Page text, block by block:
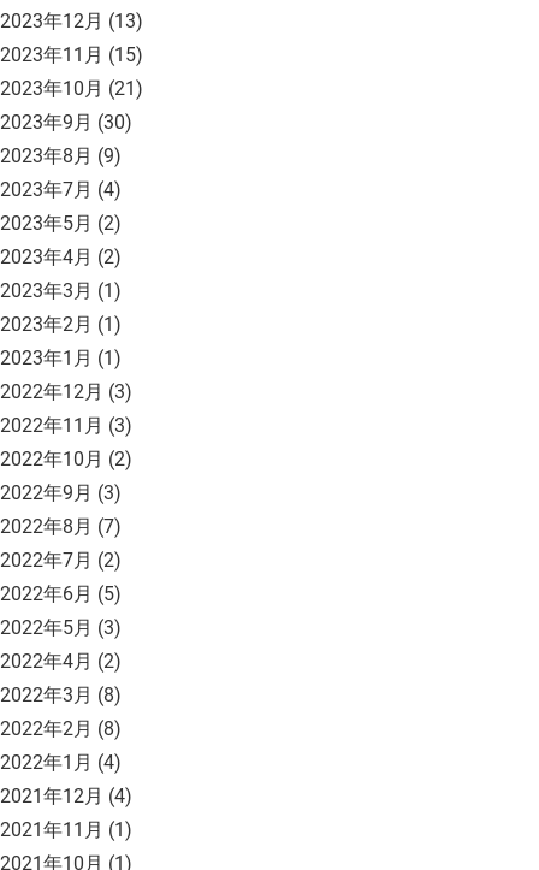
2023年12月 (13)
2023年11月 (15)
2023年10月 (21)
2023年9月 (30)
2023年8月 (9)
2023年7月 (4)
2023年5月 (2)
2023年4月 (2)
2023年3月 (1)
2023年2月 (1)
2023年1月 (1)
2022年12月 (3)
2022年11月 (3)
2022年10月 (2)
2022年9月 (3)
2022年8月 (7)
2022年7月 (2)
2022年6月 (5)
2022年5月 (3)
2022年4月 (2)
2022年3月 (8)
2022年2月 (8)
2022年1月 (4)
2021年12月 (4)
2021年11月 (1)
2021年10月 (1)